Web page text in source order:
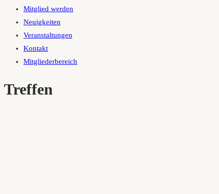
Mitglied werden
Neuigkeiten
Veranstaltungen
Kontakt
Mitgliederbereich
Treffen